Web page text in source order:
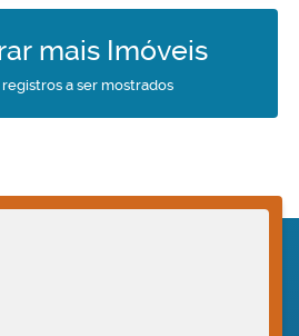
mais Imóveis
a ser mostrados